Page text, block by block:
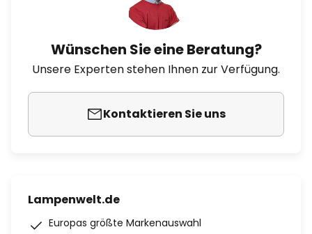
Wünschen Sie eine Beratung?
Unsere Experten stehen Ihnen zur Verfügung.
Kontaktieren Sie uns
Lampenwelt.de
Europas größte Markenauswahl